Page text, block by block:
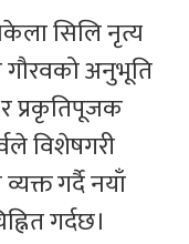
सिलि नृत्य
गौरवको अनुभूति
प्रकृतिपूजक
विशेषगरी
गर्दै नयाँ
गर्दछ।